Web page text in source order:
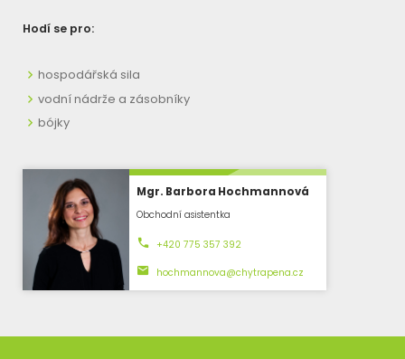
Hodí se pro:
hospodářská sila
vodní nádrže a zásobníky
bójky
Mgr. Barbora Hochmannová
Obchodní asistentka
+420 775 357 392
hochmannova@chytrapena.cz